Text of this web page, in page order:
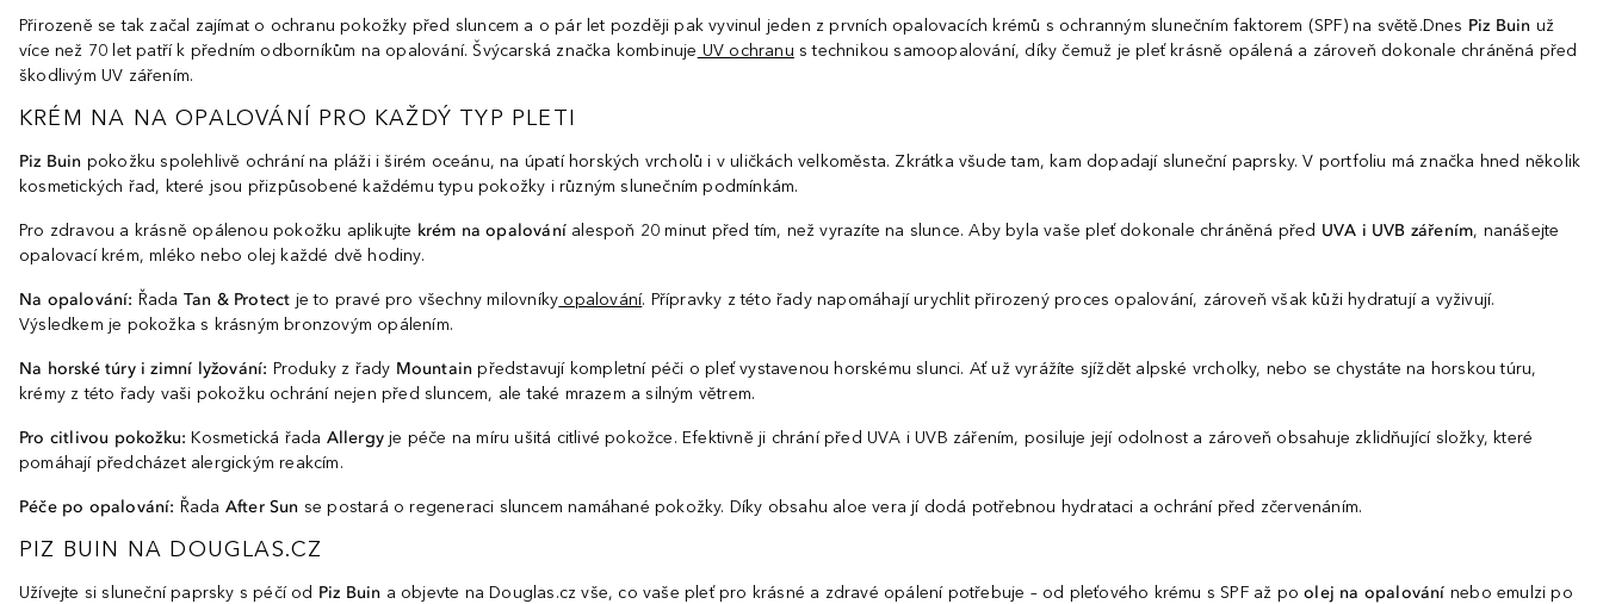
Přirozeně se tak začal zajímat o ochranu pokožky před sluncem a o pár let později pak vyvinul jeden z prvních opalovacích krémů s ochranným slunečním faktorem (SPF) na světě.Dnes Piz Buin už
více než 70 let patří k předním odborníkům na opalování. Švýcarská značka kombinuje UV ochranu s technikou samoopalování, díky čemuž je pleť krásně opálená a zároveň dokonale chráněná před
škodlivým UV zářením.
KRÉM NA NA OPALOVÁNÍ PRO KAŽDÝ TYP PLETI
Piz Buin pokožku spolehlivě ochrání na pláži i širém oceánu, na úpatí horských vrcholů i v uličkách velkoměsta. Zkrátka všude tam, kam dopadají sluneční paprsky. V portfoliu má značka hned několik
kosmetických řad, které jsou přizpůsobené každému typu pokožky i různým slunečním podmínkám.
Pro zdravou a krásně opálenou pokožku aplikujte krém na opalování alespoň 20 minut před tím, než vyrazíte na slunce. Aby byla vaše pleť dokonale chráněná před UVA i UVB zářením, nanášejte
opalovací krém, mléko nebo olej každé dvě hodiny.
Na opalování: Řada Tan & Protect je to pravé pro všechny milovníky opalování. Přípravky z této řady napomáhají urychlit přirozený proces opalování, zároveň však kůži hydratují a vyživují.
Výsledkem je pokožka s krásným bronzovým opálením.
Na horské túry i zimní lyžování: Produky z řady Mountainpředstavují kompletní péči o pleť vystavenou horskému slunci. Ať už vyrážíte sjíždět alpské vrcholky, nebo se chystáte na horskou túru,
krémy z této řady vaši pokožku ochrání nejen před sluncem, ale také mrazem a silným větrem.
Pro citlivou pokožku:Kosmetická řada Allergyje péče na míru ušitá citlivé pokožce. Efektivně ji chrání před UVA i UVB zářením, posiluje její odolnost a zároveň obsahuje zklidňující složky, které
pomáhají předcházet alergickým reakcím.
Péče po opalování: Řada After Sun se postará o regeneraci sluncem namáhané pokožky. Díky obsahu aloe vera jí dodá potřebnou hydrataci a ochrání před zčervenáním.
PIZ BUIN NA DOUGLAS.CZ
Užívejte si sluneční paprsky s péčí od Piz Buin a objevte na Douglas.cz vše, co vaše pleť pro krásné a zdravé opálení potřebuje – od pleťového krému s SPF až poolej na opalování nebo emulzi po